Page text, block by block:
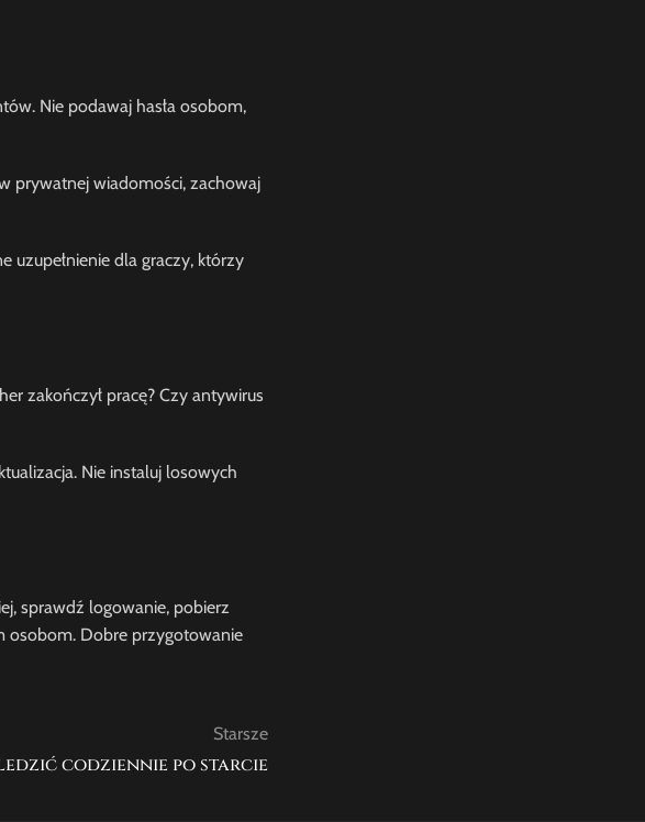
Nie podawaj hasła osobom,
prywatnej wiadomości, zachowaj
uzupełnienie dla graczy, którzy
zakończył pracę? Czy antywirus
Nie instaluj losowych
sprawdź logowanie, pobierz
osobom. Dobre przygotowanie
Starsze
codziennie po starcie